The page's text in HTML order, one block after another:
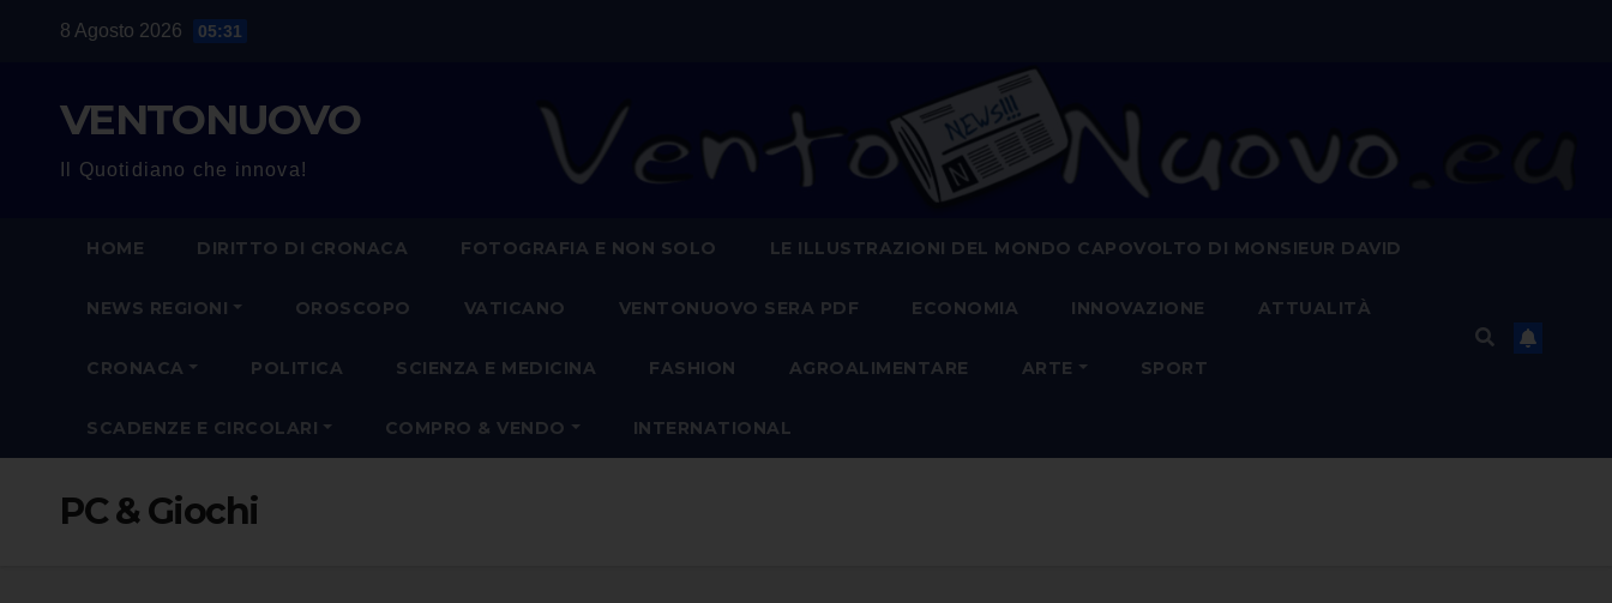
8 Agosto 2026 05:31
VENTONUOVO
Il Quotidiano che innova!
HOME DIRITTO DI CRONACA FOTOGRAFIA E NON SOLO LE ILLUSTRAZIONI DEL MONDO CAPOVOLTO DI MONSIEUR DAVID
NEWS REGIONI OROSCOPO VATICANO VENTONUOVO SERA PDF ECONOMIA INNOVAZIONE ATTUALITÀ
CRONACA POLITICA SCIENZA E MEDICINA FASHION AGROALIMENTARE ARTE SPORT
SCADENZE E CIRCOLARI COMPRO & VENDO INTERNATIONAL
PC & Giochi